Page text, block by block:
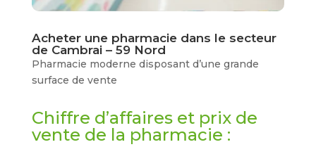
Acheter une pharmacie dans le secteur
de Cambrai – 59 Nord
Pharmacie moderne disposant d’une grande
surface de vente
Chiffre d’affaires et prix de
vente de la pharmacie :